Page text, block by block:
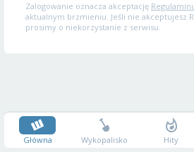
Zalogowanie oznacza akceptację
aktualnym brzmieniu. Jeśli nie akceptujesz
prosimy o niekorzystanie z serwisu.
Główna Wykopalisko Hity